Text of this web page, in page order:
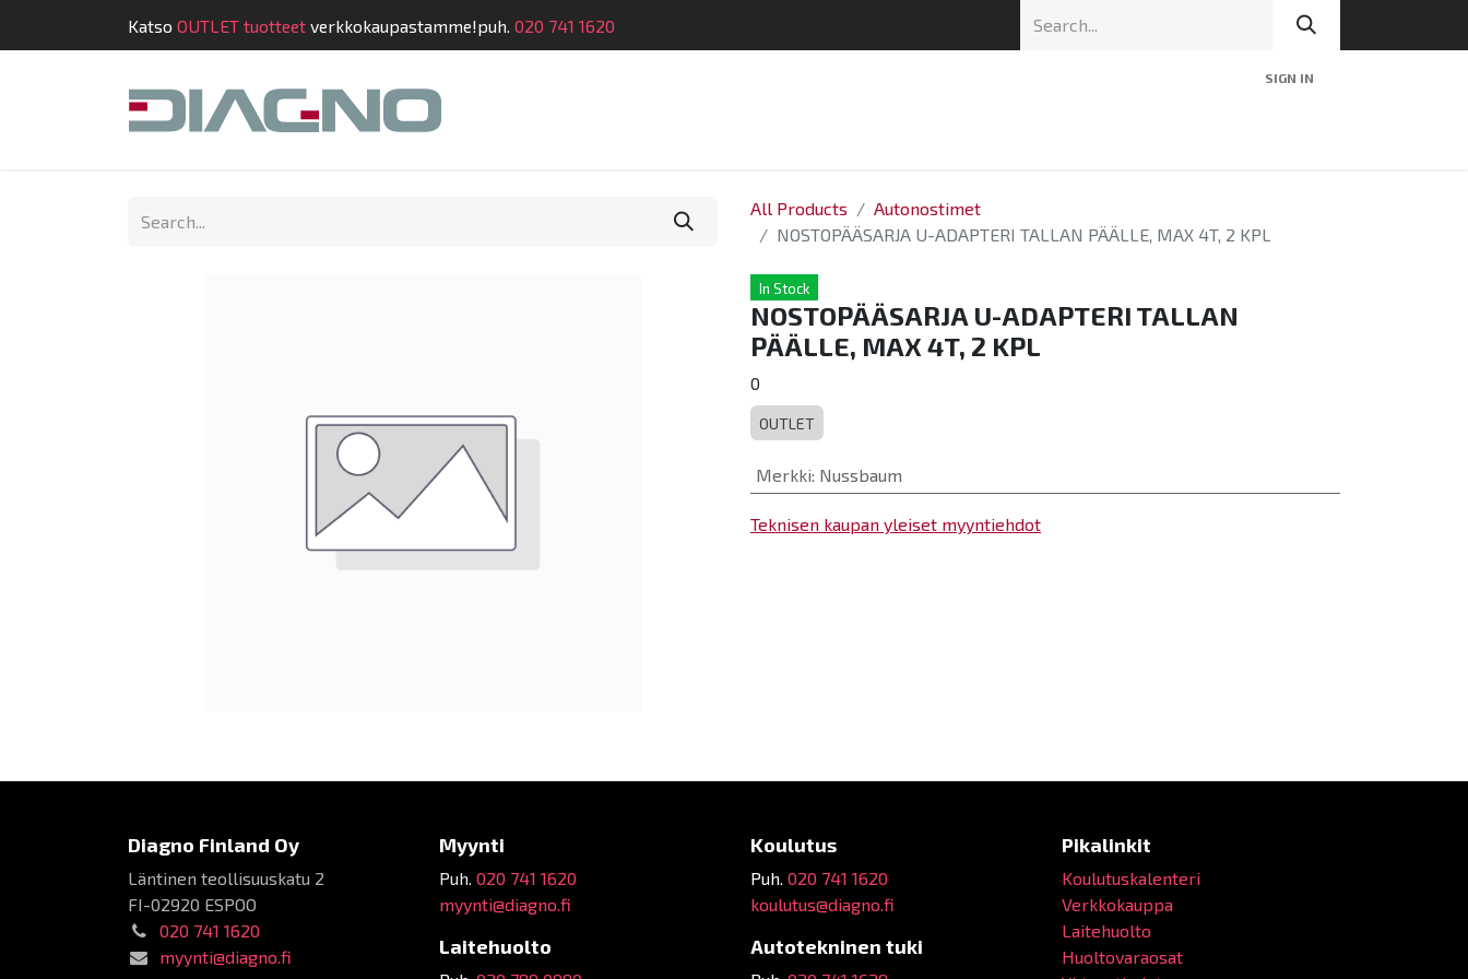
Katso OUTLET tuotteet verkkokaupastamme!puh. 020 741 1620
SIGN IN
Shop
All Products
Autonostimet
NOSTOPÄÄSARJA U-ADAPTERI TALLAN PÄÄLLE, MAX 4T, 2 KPL
In Stock
NOSTOPÄÄSARJA U-ADAPTERI TALLAN
PÄÄLLE, MAX 4T, 2 KPL
0
OUTLET
Merkki: Nussbaum
Teknisen kaupan yleiset myyntiehdot
Diagno Finland Oy
Läntinen teollisuuskatu 2
FI-02920 ESPOO
020 741 1620
myynti@diagno.fi
Myynti
Puh. 020 741 1620
myynti@diagno.fi
Laitehuolto
Koulutus
Puh. 020 741 1620
koulutus@diagno.fi
Autotekninen tuki
Pikalinkit
Koulutuskalenteri
Verkkokauppa
Laitehuolto
Huoltovaraosat